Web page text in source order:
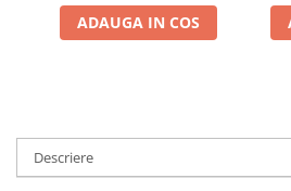
ADAUGA IN COS
Descriere